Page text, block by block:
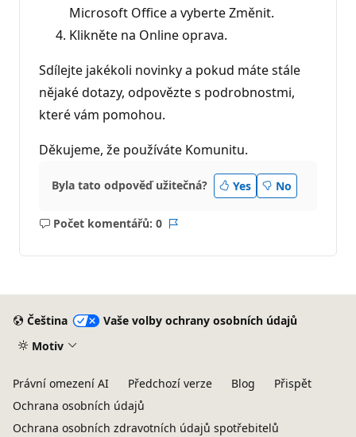
Microsoft Office a vyberte Změnit.
Klikněte na Online oprava.
Sdílejte jakékoli novinky a pokud máte stále
nějaké dotazy, odpovězte s podrobnostmi,
které vám pomohou.
Děkujeme, že používáte Komunitu.
Byla tato odpověď užitečná? Yes No
Počet komentářů: 0
Žádné
Čeština
Vaše volby ochrany osobních údajů
Motiv
Právní omezení AI Předchozí verze Blog
Přispět
Ochrana osobních údajů
Ochrana osobních zdravotních údajů spotřebitelů